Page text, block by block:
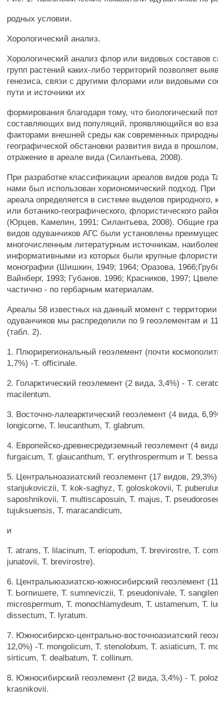
родных условии.
Хорологический анализ.
Хорологический анализ флор или видовых составов
групп растений каких-либо территорий позволяет
генезиса, связи с другими флорами или видовыми
пути и источники их
формирования благодаря тому, что биологический
составляющих вид популяций, проявляющийся во
факторами внешней среды как современных
географической обстановки развития вида в
отражение в ареале вида (Силантьева, 2008).
При разработке классификации ареалов видов рода
нами был использован хориономический подход.
ареала определяется в системе выделов природного,
или ботанико-географического, флористического
(Юрцев, Камелин, 1991; Силантьева, 2008). Общие
видов одуванчиков АГС были установлены
многочисленным литературным источникам,
информативными из которых были крупные
монографии (Шишкин, 1949; 1964; Оразова,
Вайнберг, 1993; Губанов. 1996; Красников, 1997;
частично - по гербарным материалам.
Ареалы 58 известных на данный момент с
одуванчиков мы распределили по 9 геоэлементам и
(табл. 2).
1. Плюрирегиональный геоэлемент (почти
1,7%) -Т. officinale.
2. Голарктический геоэлемент (2 вида, 3,4%) - Т.
macilentum.
3. Восточно-лалеарктический геоэлемент (4 вида,
longicorne, Т. leucanthum, Т. glabrum.
4. Европейско-древнесредиземный геоэлемент (4
furgaicum, Т. glaucanthum, 'Г. erythrospermum и Т.
5. Центральноазиатский геоэлемент (17 видов,
stanjukoviczii, Т. kok-saghyz, Т. goloskokovii, Т.
saposhnikovii, Т. multiscaposuin, Т. majus, Т.
tujuksuensis, Т. maracandicum,
и
Т. atrans, Т. lilacinum, Т. eriopodum, Т. brevirostre, Т.
junatovii, Т. brevirostre).
6. Централыюазиатско-южносибирский геоэлемент
Т. Ьогпишете, Т. sumneviczii, Т. pseudonivale, Т.
microspermum, Т. monochlamydeum, Т. ustamenum, Т.
dissectum, Т. lyratum.
7. Южносибирско-центрально-восточноазиатский
12,0%) -Т. mongolicum, Т. stenolobum, Т. asiaticum, Т.
sirticum, Т. dealbatum, Т. collinum.
8. Южносибирский геоэлемент (2 вида, 3,4%) - Т.
krasnikovii.